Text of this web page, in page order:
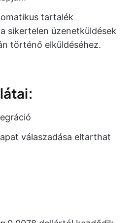
tartalék
sikertelen üzenetküldések
történő elküldéséhez.
válaszadása eltarthat